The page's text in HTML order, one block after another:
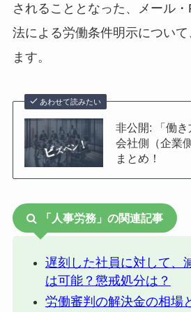
されることとなった、メール
法による労働条件明示につい
ます。
あわせて読みたい
非公開: 「働
会社側（企業
まとめ！
「人事労務」の関連記事
遅刻した社員に対して、
は可能？懲戒処分は？
労働審判の解決金の相場